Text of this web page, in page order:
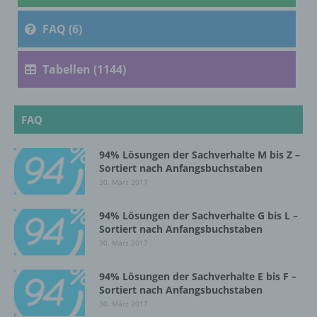
FAQ (6)
Tabellen (1144)
FAQ
94% Lösungen der Sachverhalte M bis Z –
Sortiert nach Anfangsbuchstaben
30. März 2017
94% Lösungen der Sachverhalte G bis L –
Sortiert nach Anfangsbuchstaben
30. März 2017
94% Lösungen der Sachverhalte E bis F –
Sortiert nach Anfangsbuchstaben
30. März 2017
Verarbeitung ist jeder mit oder ohne Hilfe
automatisierter Verfahren ausgeführte
Vorgang oder jede solche Vorgangsreihe im
Zusammenhang mit personenbezogenen
Verbreitung oder eine andere Form der
Bereitstellung, den Abgleich oder die
Verknüpfung, die Einschränkung, das
Löschen oder die Vernichtung.
d) Einschränkung der Verarbeitung
Einschränkung der Verarbeitung ist die
Markierung gespeicherter
personenbezogener Daten mit dem Ziel, ihre